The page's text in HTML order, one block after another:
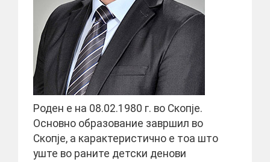
Роден е на 08.02.1980 г. во Скопје.
Основно образование завршил во
Скопје, а карактеристично е тоа што
уште во раните детски денови